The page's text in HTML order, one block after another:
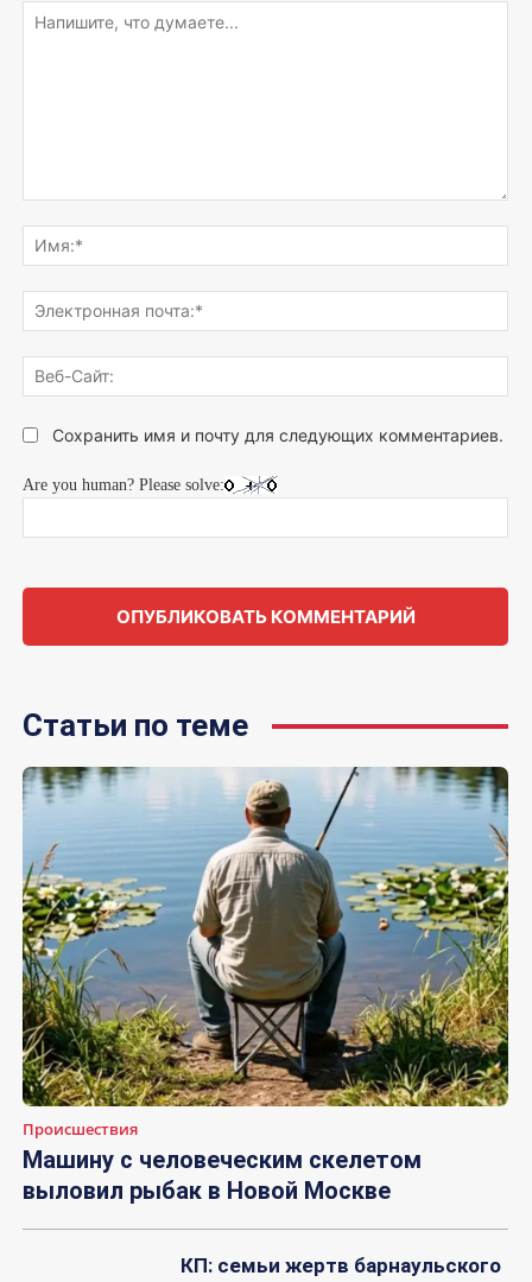
что
думаете...
Сохранить имя и почту для следующих комментариев.
Are you human? Please solve:
Статьи по теме
Происшествия
Машину с человеческим скелетом
выловил рыбак в Новой Москве
КП: семьи жертв барнаульского